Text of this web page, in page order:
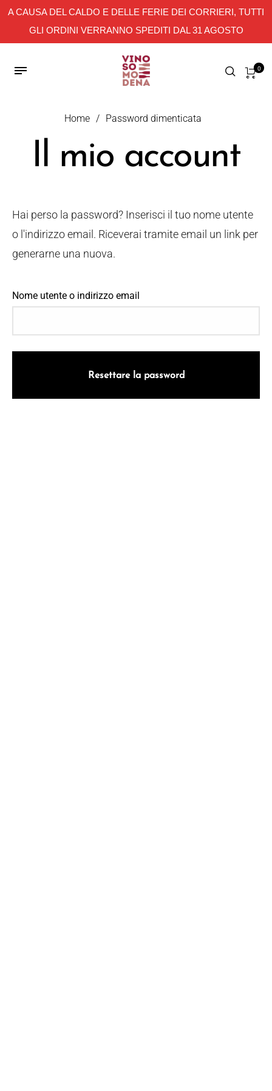
A CAUSA DEL CALDO E DELLE FERIE DEI CORRIERI, TUTTI
GLI ORDINI VERRANNO SPEDITI DAL 31 AGOSTO
0
Home / Password dimenticata
Il mio account
Hai perso la password? Inserisci il tuo nome utente
o l'indirizzo email. Riceverai tramite email un link per
generarne una nuova.
Nome utente o indirizzo email
Resettare la password